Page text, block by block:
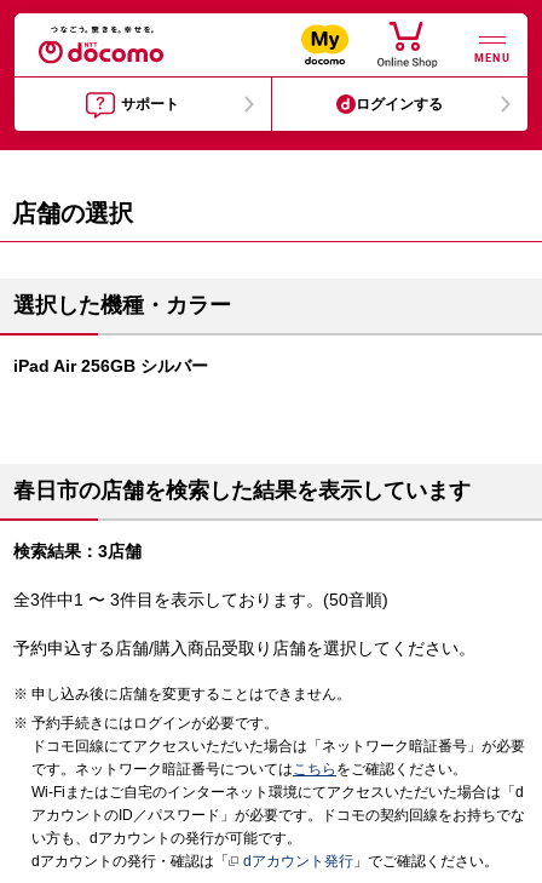
MENU
サポート ログインする
店舗の選択
選択した機種・カラー
iPad Air 256GB シルバー
春日市の店舗を検索した結果を表示しています
検索結果：3店舗
全3件中1 〜 3件目を表示しております。(50音順)
予約申込する店舗/購入商品受取り店舗を選択してください。
申し込み後に店舗を変更することはできません。
予約手続きにはログインが必要です。
ドコモ回線にてアクセスいただいた場合は「ネットワーク暗証番号」が必要
です。ネットワーク暗証番号についてはこちら をご確認ください。
Wi-Fiまたはご自宅のインターネット環境にてアクセスいただいた場合は「d
アカウントのID／パスワード」が必要です。ドコモの契約回線をお持ちでな
い方も、dアカウントの発行が可能です。
dアカウントの発行・確認は「
dアカウント発行 」でご確認ください。